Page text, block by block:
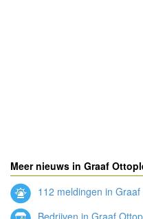
Meer nieuws in Graaf
112 meldingen in